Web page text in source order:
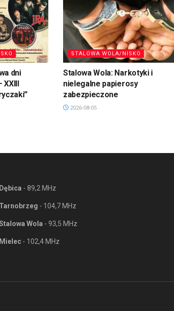
dni
STALOWA WOLA/NISKO
Stalowa Wola: Narkotyki i
nielegalne papierosy
zabezpieczone
2026-08-05
Dębica - 89,2 MHz
Tarnobrzeg - 104,7 MHz
Wola - 93,5 MHz
Mielec - 102,4 MHz